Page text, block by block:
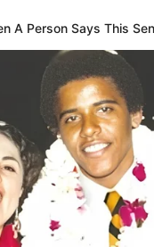
des
capillaire
âgée de 24 ans,
années de
“, un “petit local
de soins
cheveux
”
A Person Says This